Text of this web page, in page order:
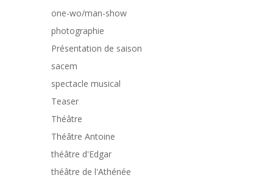
one-wo/man-show
photographie
Présentation de saison
sacem
spectacle musical
Teaser
Théâtre
Théâtre Antoine
théâtre d'Edgar
théâtre de l'Athénée